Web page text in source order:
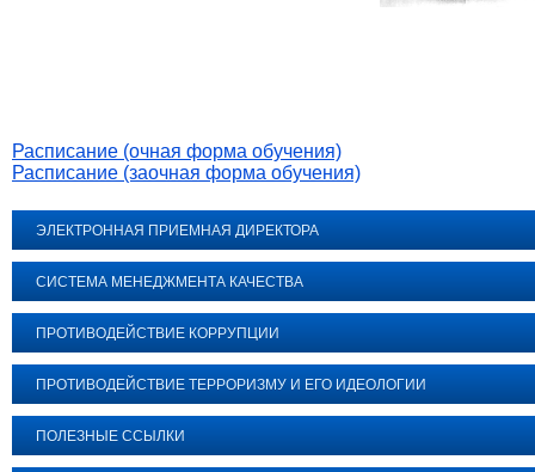
Расписание (очная форма обучения)
Расписание (заочная форма обучения)
ЭЛЕКТРОННАЯ ПРИЕМНАЯ ДИРЕКТОРА
СИСТЕМА МЕНЕДЖМЕНТА КАЧЕСТВА
ПРОТИВОДЕЙСТВИЕ КОРРУПЦИИ
ПРОТИВОДЕЙСТВИЕ ТЕРРОРИЗМУ И ЕГО ИДЕОЛОГИИ
ПОЛЕЗНЫЕ ССЫЛКИ